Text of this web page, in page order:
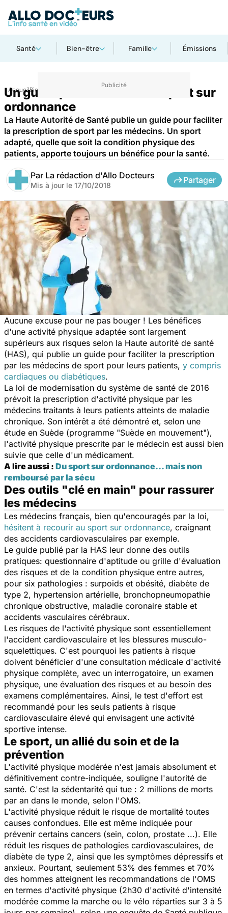
Santé Bien-être Famille Émissions
AccueilBien-être
Un guide pour renforcer le sport sur
ordonnance
La Haute Autorité de Santé publie un guide pour faciliter
la prescription de sport par les médecins. Un sport
adapté, quelle que soit la condition physique des
patients, apporte toujours un bénéfice pour la santé.
Par La rédaction d'Allo Docteurs
Mis à jour le 17/10/2018
Partager
Aucune excuse pour ne pas bouger ! Les bénéfices
d'une activité physique adaptée sont largement
supérieurs aux risques selon la Haute autorité de santé
(HAS), qui publie un guide pour faciliter la prescription
par les médecins de sport pour leurs patients, y compris
cardiaques ou diabétiques.
La loi de modernisation du système de santé de 2016
prévoit la prescription d'activité physique par les
médecins traitants à leurs patients atteints de maladie
chronique. Son intérêt a été démontré et, selon une
étude en Suède (programme "Suède en mouvement"),
l'activité physique prescrite par le médecin est aussi bien
suivie que celle d'un médicament.
A lire aussi : Du sport sur ordonnance... mais non
remboursé par la sécu
Des outils "clé en main" pour rassurer
les médecins
Les médecins français, bien qu'encouragés par la loi,
hésitent à recourir au sport sur ordonnance, craignant
des accidents cardiovasculaires par exemple.
Le guide publié par la HAS leur donne des outils
pratiques: questionnaire d'aptitude ou grille d'évaluation
des risques et de la condition physique entre autres,
pour six pathologies : surpoids et obésité, diabète de
type 2, hypertension artérielle, bronchopneumopathie
chronique obstructive, maladie coronaire stable et
accidents vasculaires cérébraux.
Les risques de l'activité physique sont essentiellement
l'accident cardiovasculaire et les blessures musculo-
squelettiques. C'est pourquoi les patients à risque
doivent bénéficier d'une consultation médicale d'activité
physique complète, avec un interrogatoire, un examen
physique, une évaluation des risques et au besoin des
examens complémentaires. Ainsi, le test d'effort est
recommandé pour les seuls patients à risque
cardiovasculaire élevé qui envisagent une activité
sportive intense.
Le sport, un allié du soin et de la
prévention
L'activité physique modérée n'est jamais absolument et
définitivement contre-indiquée, souligne l'autorité de
santé. C'est la sédentarité qui tue : 2 millions de morts
par an dans le monde, selon l'OMS.
L'activité physique réduit le risque de mortalité toutes
causes confondues. Elle est même indiquée pour
prévenir certains cancers (sein, colon, prostate ...). Elle
réduit les risques de pathologies cardiovasculaires, de
diabète de type 2, ainsi que les symptômes dépressifs et
anxieux. Pourtant, seulement 53% des femmes et 70%
des hommes atteignent les recommandations de l'OMS
en termes d'activité physique (2h30 d'activité d'intensité
modérée comme la marche ou le vélo réparties sur 3 à 5